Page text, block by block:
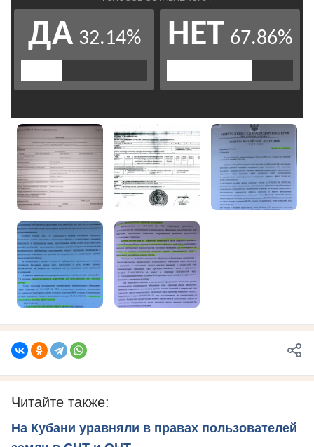
Читайте также:
На Кубани уравняли в правах пользователей